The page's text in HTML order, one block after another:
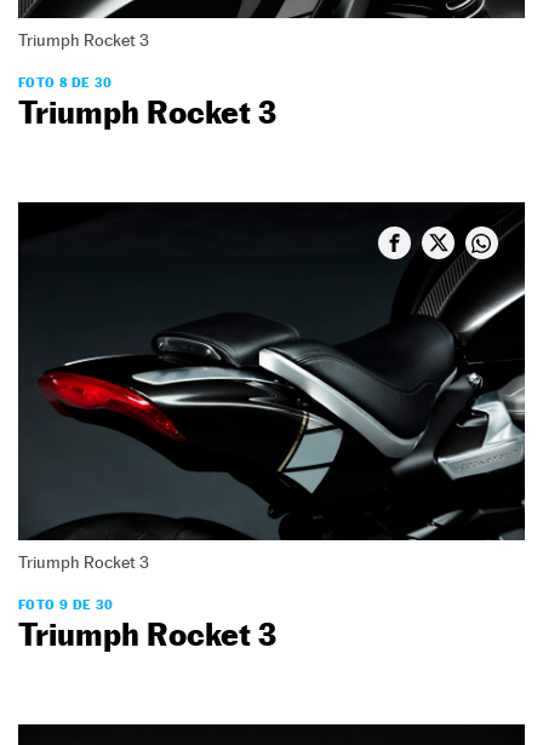
Triumph Rocket 3
FOTO 8 DE 30
Triumph Rocket 3
Triumph Rocket 3
FOTO 9 DE 30
Triumph Rocket 3